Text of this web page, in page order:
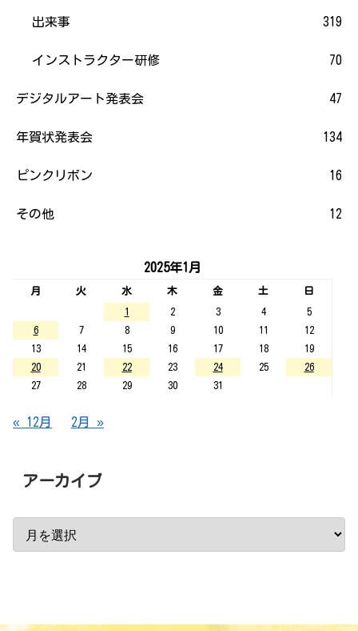
出来事 319
インストラクター研修 70
デジタルアート発表会 47
年賀状発表会 134
ピンクリボン 16
その他 12
2025年1月
月 火 水 木 金 土
日
1
2 3 4
5
6
7 8 9 10 11
12
13
14 15 16 17 18
19
20
21 22 23 24 25
26
27
28 29 30 31
« 12月 2月 »
アーカイブ